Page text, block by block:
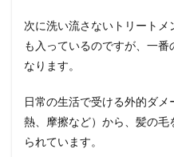
特徴
4
ミス
の洗
い流
さな
いト
次に洗い流さないトリート
も入っているのですが、一
なります。
日常の生活で受ける外的ダ
熱、摩擦など）から、髪の
られています。